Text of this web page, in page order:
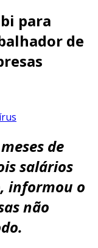
para
de
de
salários
informou o
não